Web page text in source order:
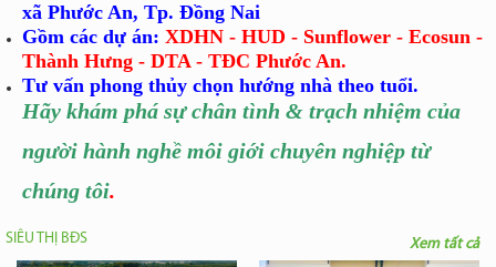
xã Phước An, Tp. Đồng Nai
Gồm các dự án: XDHN - HUD - Sunflower - Ecosun -
Thành Hưng - DTA - TĐC Phước An.
Tư vấn phong thủy chọn hướng nhà theo tuổi.
Hãy khám phá sự chân tình & trạch nhiệm của
người hành nghề môi giới chuyên nghiệp từ
chúng tôi.
SIÊU THỊ BĐS Xem tất cả